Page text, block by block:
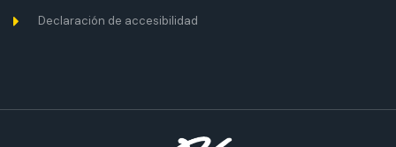
Declaración de accesibilidad